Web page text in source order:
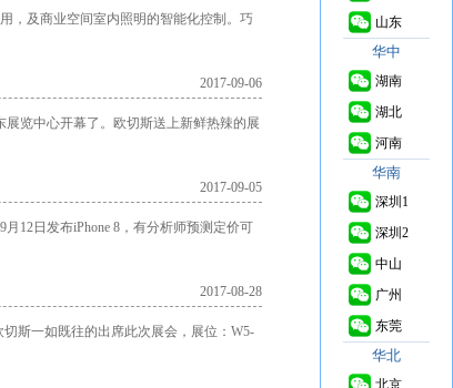
，及商业空间室内照明的智能化控制。巧
2017-09-06
览中心开幕了。欧切斯送上新鲜热辣的展
2017-09-05
12日发布iPhone 8，有分析师预测定价可
2017-08-28
斯一如既往的出席此次展会，展位：W5-
山东
华中
湖南
湖北
河南
华南
深圳1
深圳2
中山
广州
东莞
华北
北京